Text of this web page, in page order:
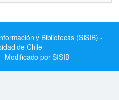
y Bibliotecas (SISIB) -
de Chile
Modificado por SISIB